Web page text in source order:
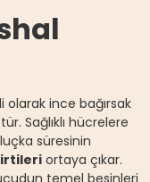
ince bağırsak
Sağlıklı hücrelere
süresinin
ortaya çıkar.